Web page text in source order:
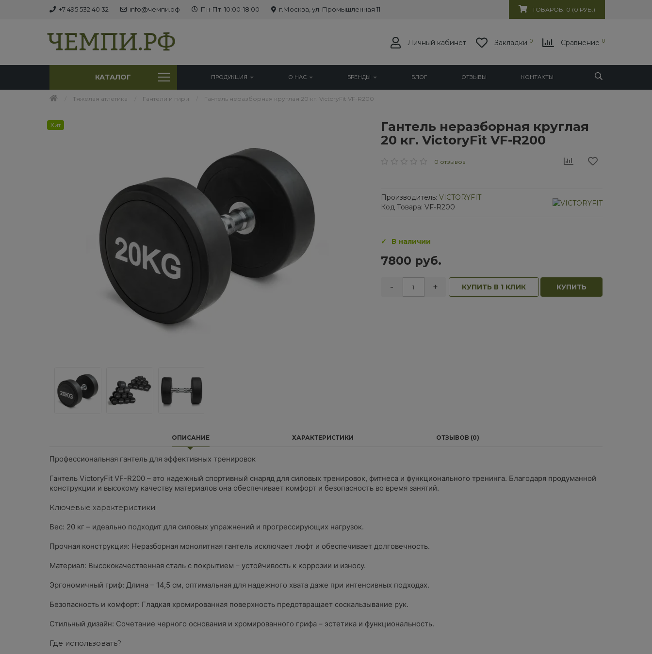
+7 495 532 40 32 info@чемпи.рф Пн-Пт: 10:00-18:00 г.Москва, ул. Промышленная 11 ТОВАРОВ: 0 (0 РУБ.)
Личный кабинет Закладки 0 Сравнение 0
КАТАЛОГ ПРОДУКЦИЯ О НАС БРЕНДЫ БЛОГ ОТЗЫВЫ КОНТАКТЫ
Тяжелая атлетика Гантели и гири Гантель неразборная круглая 20 кг. VictoryFit VF-R200
Хит
Гантель неразборная круглая
20 кг. VictoryFit VF-R200
0 отзывов
Производитель: VICTORYFIT
Код Товара: VF-R200
В наличии
7800 руб.
- + КУПИТЬ В 1 КЛИК КУПИТЬ
ОПИСАНИЕ ХАРАКТЕРИСТИКИ ОТЗЫВОВ (0)
Профессиональная гантель для эффективных тренировок
Гантель VictoryFit VF-R200 – это надежный спортивный снаряд для силовых тренировок, фитнеса и функционального тренинга. Благодаря продуманной
конструкции и высокому качеству материалов она обеспечивает комфорт и безопасность во время занятий.
Ключевые характеристики:
Вес: 20 кг – идеально подходит для силовых упражнений и прогрессирующих нагрузок.
Прочная конструкция: Неразборная монолитная гантель исключает люфт и обеспечивает долговечность.
Материал: Высококачественная сталь с покрытием – устойчивость к коррозии и износу.
Эргономичный гриф: Длина – 14,5 см, оптимальная для надежного хвата даже при интенсивных подходах.
Безопасность и комфорт: Гладкая хромированная поверхность предотвращает соскальзывание рук.
Стильный дизайн: Сочетание черного основания и хромированного грифа – эстетика и функциональность.
Где использовать?